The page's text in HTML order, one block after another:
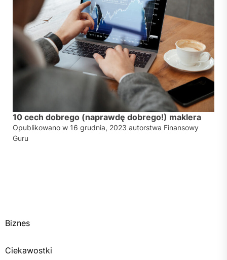
10 cech dobrego (naprawdę dobrego!) maklera
Opublikowano w 16 grudnia, 2023 autorstwa Finansowy
Guru
Biznes
Ciekawostki